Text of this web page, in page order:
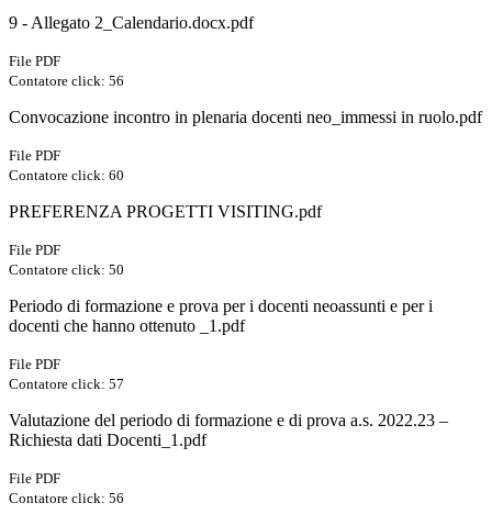
9 - Allegato 2_Calendario.docx.pdf
File PDF
Contatore click: 56
Convocazione incontro in plenaria docenti neo_immessi in ruolo.pdf
File PDF
Contatore click: 60
PREFERENZA PROGETTI VISITING.pdf
File PDF
Contatore click: 50
Periodo di formazione e prova per i docenti neoassunti e per i
docenti che hanno ottenuto _1.pdf
File PDF
Contatore click: 57
Valutazione del periodo di formazione e di prova a.s. 2022.23 –
Richiesta dati Docenti_1.pdf
File PDF
Contatore click: 56